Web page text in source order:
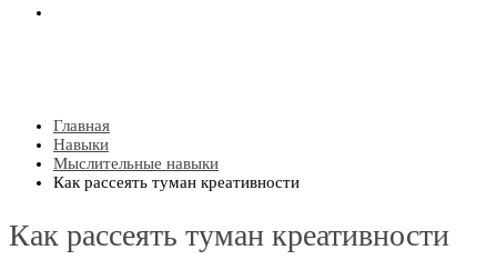
Главная
Навыки
Мыслительные навыки
Как рассеять туман креативности
Как рассеять туман креативности